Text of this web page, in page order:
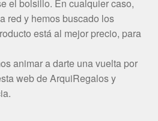
el bolsillo. En cualquier caso,
red y hemos buscado los
está al mejor precio, para
animar a darte una vuelta por
web de ArquiRegalos y